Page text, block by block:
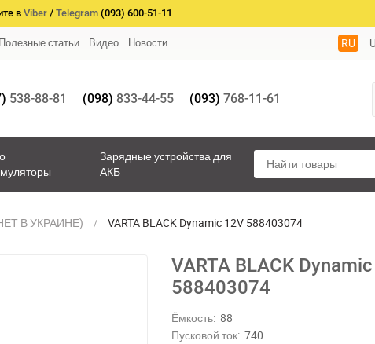
в Viber / Telegram (093) 600-51-11
Полезные статьи Видео Новости RU
538-88-81 (098) 833-44-55 (093) 768-11-61
Зарядные устройства для
АКБ
В УКРАИНЕ) VARTA BLACK Dynamic 12V 588403074
VARTA BLACK
588403074
Ёмкость: 88
Пусковой ток: 740